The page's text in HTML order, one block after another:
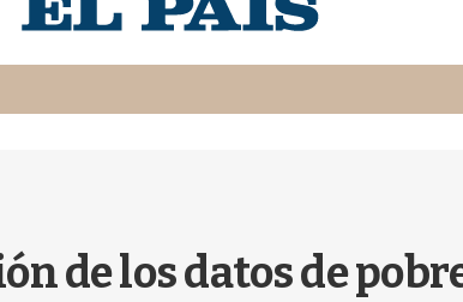
de los datos de